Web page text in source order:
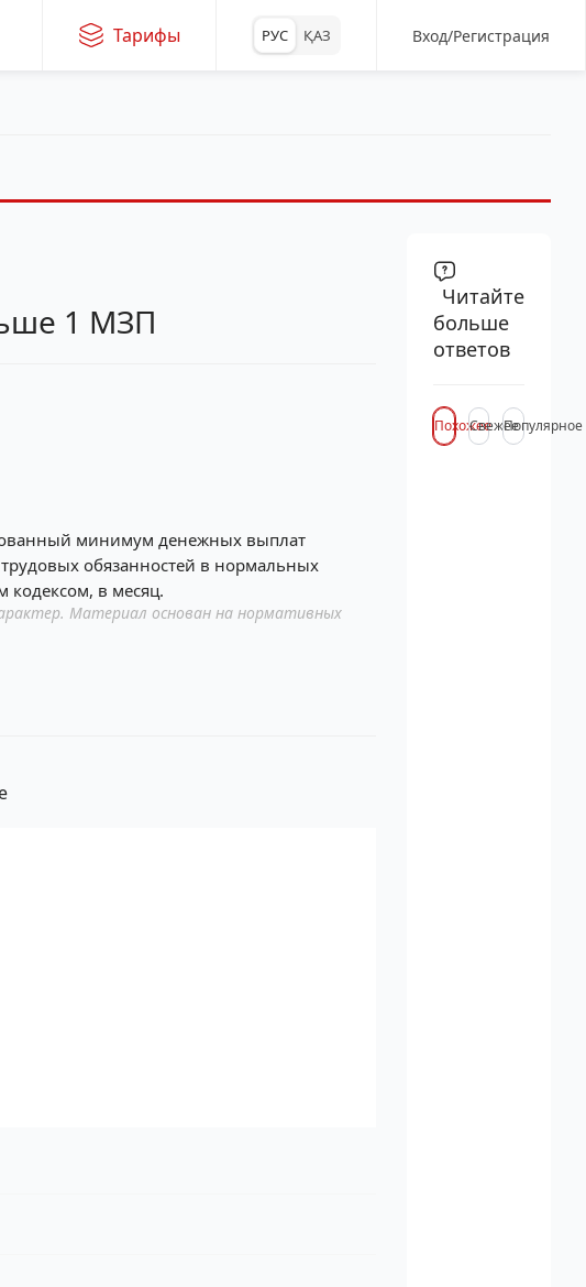
Тарифы РУС ҚАЗ Вход/Регистрация
1 МЗП
минимум денежных выплат
обязанностей в нормальных
в месяц.
Материал основан на нормативных
Читайте
больше
ответов
ПохожееСвежееПопулярное